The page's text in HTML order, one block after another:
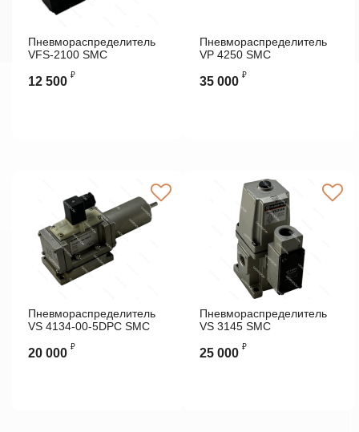
Пневмораспределитель
VFS-2100 SMC
12 500 ₽
Пневмораспределитель
VP 4250 SMC
35 000 ₽
Пневмораспределитель
VS 4134-00-5DPC SMC
20 000 ₽
Пневмораспределитель
VS 3145 SMC
25 000 ₽